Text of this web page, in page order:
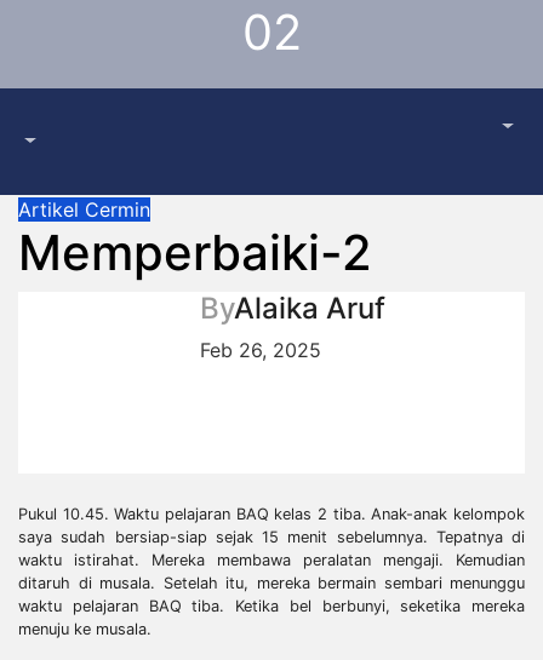
02
Artikel Cermin
Memperbaiki-2
ByAlaika Aruf
Feb 26, 2025
Pukul 10.45. Waktu pelajaran BAQ kelas 2 tiba. Anak-anak kelompok
saya sudah bersiap-siap sejak 15 menit sebelumnya. Tepatnya di
waktu istirahat. Mereka membawa peralatan mengaji. Kemudian
ditaruh di musala. Setelah itu, mereka bermain sembari menunggu
waktu pelajaran BAQ tiba. Ketika bel berbunyi, seketika mereka
menuju ke musala.